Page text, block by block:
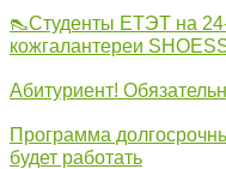
👠Студенты ЕТЭТ на
кожгалантереи
Абитуриент!
Программа
будет работать